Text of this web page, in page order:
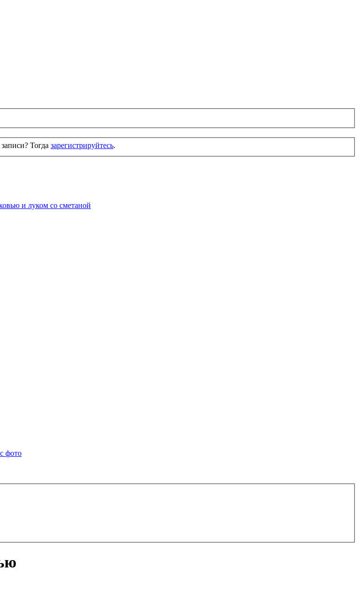
Тогда зарегистрируйтесь.
и луком со сметаной
фото